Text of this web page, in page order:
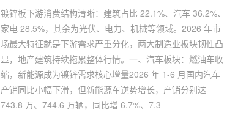
镀锌板下游消费结构清晰：建筑占比 22.1%、汽车 36.2%、
家电 28.5%，其余为光伏、电力、机械等领域。2026 年市
场最大特征就是下游需求严重分化，两大制造业板块韧性凸
显，地产建筑持续拖累整体行情。一、汽车板块：燃油车收
缩，新能源成为镀锌需求核心增量2026 年 1-6 月国内汽车
产销同比小幅下滑，但新能源车逆势增长，产销分别达
743.8 万、744.6 万辆，同比增 6.7%、7.3